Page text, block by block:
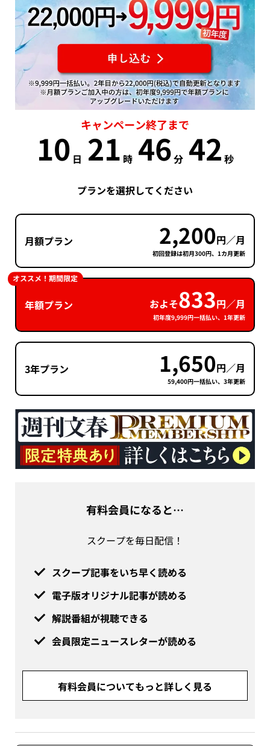
キャンペーン終了まで
10 日 21 時 46分 41 秒
プランを選択してください
月額プラン 2,200円／月
初回登録は初月300円、1カ月更新
年額プラン およそ833円／月
初年度9,999円一括払い、1年更新
オススメ！期間限定
3年プラン 1,650円／月
59,400円一括払い、3年更新
有料会員になると…
スクープを毎日配信！
スクープ記事をいち早く読める
電子版オリジナル記事が読める
解説番組が視聴できる
会員限定ニュースレターが読める
有料会員についてもっと詳しく見る